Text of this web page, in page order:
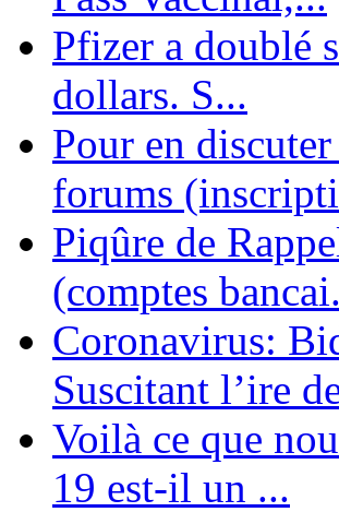
Pfizer a doublé
dollars. S...
Pour en
forums
Piqûre de
(comptes
Coronavirus:
Suscitant l’ire
Voilà ce que
19 est-il un ...